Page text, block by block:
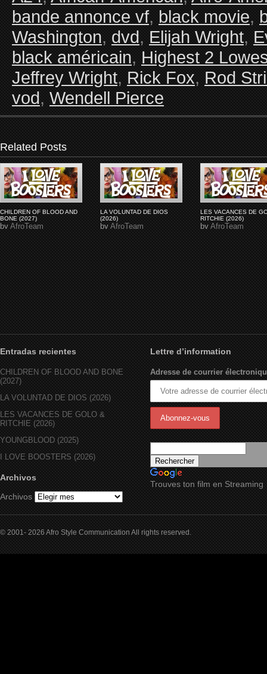
bande annonce vf,black movie,
Washington,dvd,Elijah Wright,
black américain,Highest 2
Jeffrey Wright,Rick Fox,Rod
vod,Wendell Pierce
Related Posts
CHILDREN OF BLOOD AND
BONE (2027)
byAfroTeam
LA VOLUNTAD DE DIOS
(2026)
byAfroTeam
LES VACANCES DE
RITCHIE (2026)
byAfroTeam
Entradas recientes
CHILDREN OF BLOOD AND BONE
(2027)
LA VOLUNTAD DE DIOS (2026)
LES VACANCES DE GOLO &
RITCHIE (2026)
YOUNGBLOOD (2025)
I LOVE BOOSTERS (2026)
Archivos
Archivos
Lettre d’information
Adresse de courrier
Trouves ton film en Streaming
© 2001- 2026 Afro Style Communication All rights reserved.